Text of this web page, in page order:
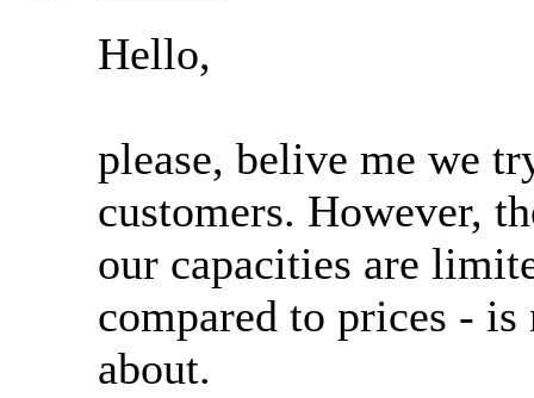
Hello,
please, belive me we
customers. However,
our capacities are
compared to prices -
about.